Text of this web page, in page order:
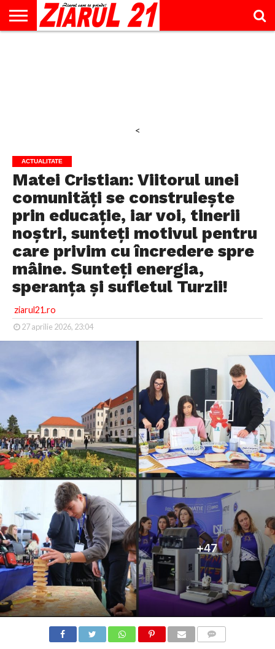
<
ACTUALITATE
Matei Cristian: Viitorul unei
comunități se construiește
prin educație, iar voi, tinerii
noștri, sunteți motivul pentru
care privim cu încredere spre
mâine. Sunteți energia,
speranța și sufletul Turzii!
ziarul21.ro
27 aprilie 2026, 23:04